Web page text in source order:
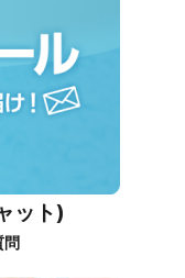
ット)
問